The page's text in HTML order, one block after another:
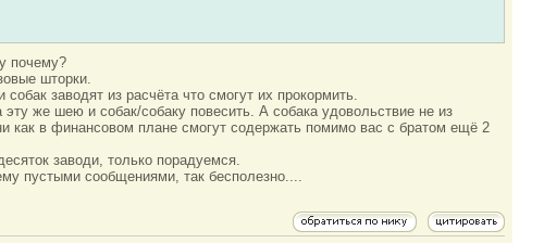
почему?
шторки.
заводят из расчёта что смогут их прокормить.
же шею и собак/собаку повесить. А собака удовольствие не из
как в финансовом плане смогут содержать помимо вас с братом ещё 2
заводи, только порадуемся.
пустыми сообщениями, так бесполезно....